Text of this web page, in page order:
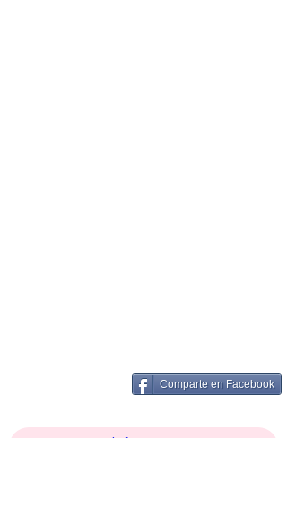
Comparte en Facebook